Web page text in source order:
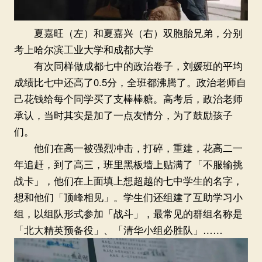
夏嘉旺（左）和夏嘉兴（右）双胞胎兄弟，分别
考上哈尔滨工业大学和成都大学
有次同样做成都七中的政治卷子，刘媛班的平均
成绩比七中还高了0.5分，全班都沸腾了。政治老师自
己花钱给每个同学买了支棒棒糖。高考后，政治老师
承认，当时其实是加了一点友情分，为了鼓励孩子
们。
他们在高一被强烈冲击，打碎，重建，花高二一
年追赶，到了高三，班里黑板墙上贴满了「不服输挑
战卡」，他们在上面填上想超越的七中学生的名字，
想和他们「顶峰相见」。学生们还组建了互助学习小
组，以组队形式参加「战斗」，最常见的群组名称是
「北大精英预备役」、「清华小组必胜队」……